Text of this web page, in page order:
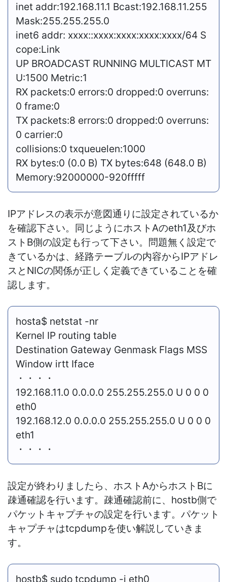
inet addr:192.168.11.1 Bcast:192.168.11.255
Mask:255.255.255.0
inet6 addr: xxxx::xxxx:xxxx:xxxx:xxxx/64 S
cope:Link
UP BROADCAST RUNNING MULTICAST MT
U:1500 Metric:1
RX packets:0 errors:0 dropped:0 overruns:
0 frame:0
TX packets:8 errors:0 dropped:0 overruns:
0 carrier:0
collisions:0 txqueuelen:1000
RX bytes:0 (0.0 B) TX bytes:648 (648.0 B)
Memory:92000000-920fffff
IPアドレスの表示が意図通りに設定されているか
を確認下さい。同じようにホストAのeth1及びホ
ストB側の設定も行って下さい。問題無く設定で
きているかは、経路テーブルの内容からIPアドレ
スとNICの関係が正しく定義できていることを確
認します。
hosta$ netstat -nr
Kernel IP routing table
Destination Gateway Genmask Flags MSS
Window irtt Iface
・・・・
192.168.11.0 0.0.0.0 255.255.255.0 U 0 0 0
eth0
192.168.12.0 0.0.0.0 255.255.255.0 U 0 0 0
eth1
・・・・
設定が終わりましたら、ホストAからホストBに
疎通確認を行います。疎通確認前に、hostb側で
パケットキャプチャの設定を行います。パケット
キャプチャはtcpdumpを使い解説していきま
す。
hostb$ sudo tcpdump -i eth0